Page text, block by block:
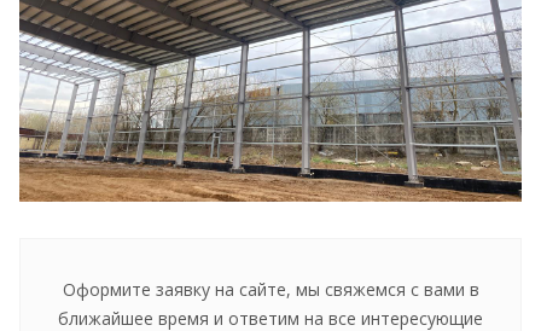
Оформите заявку на сайте, мы свяжемся с вами в
ближайшее время и ответим на все интересующие